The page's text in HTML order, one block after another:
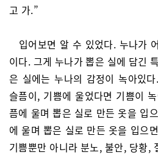
고 가.”
입어보면 알 수 있었다. 누나가
이다. 그게 누나가 뽑은 실에 담긴
은 실에는 누나의 감정이 녹아있
슬픔이, 기쁨에 울었다면 기쁨이
픔에 울며 뽑은 실로 만든 옷을 입
에 울며 뽑은 실로 만든 옷을 입으
기쁨뿐만 아니라 분노, 불안, 당황,